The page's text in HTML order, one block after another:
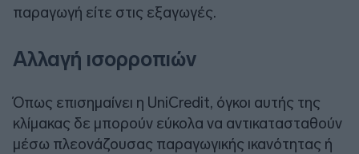
παραγωγή είτε στις εξαγωγές.
Αλλαγή ισορροπιών
Όπως επισημαίνει η UniCredit, όγκοι αυτής της
κλίμακας δε μπορούν εύκολα να αντικατασταθούν
μέσω πλεονάζουσας παραγωγικής ικανότητας ή